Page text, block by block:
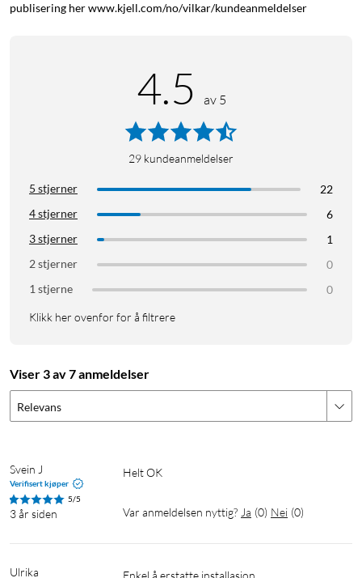
publisering her www.kjell.com/no/vilkar/kundeanmeldelser
4.5 av 5
29 kundeanmeldelser
5 stjerner
22
4 stjerner
6
3 stjerner
1
2 stjerner
0
1 stjerne
0
Klikk her ovenfor for å filtrere
Viser 3 av 7 anmeldelser
Relevans
Svein J
Verifisert kjøper
5/5
3 år siden
Helt OK
Var anmeldelsen nyttig? Ja (0) Nei (0)
Ulrika